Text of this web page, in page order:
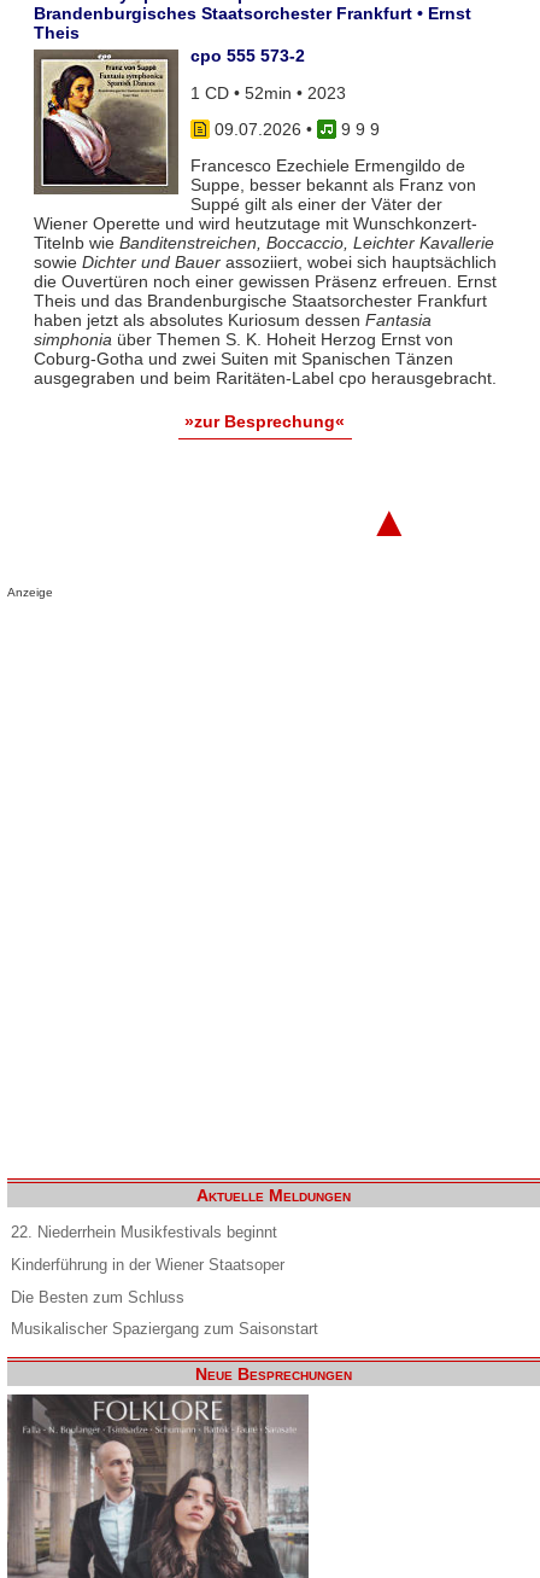
Brandenburgisches Staatsorchester Frankfurt • Ernst
Theis
cpo 555 573-2
1 CD • 52min • 2023
09.07.2026 •
9 9 9
Francesco Ezechiele Ermengildo de
Suppe, besser bekannt als Franz von
Suppé gilt als einer der Väter der
Wiener Operette und wird heutzutage mit Wunschkonzert-
Titelnb wie Banditenstreichen, Boccaccio, Leichter Kavallerie
sowie Dichter und Bauerassoziiert, wobei sich hauptsächlich
die Ouvertüren noch einer gewissen Präsenz erfreuen. Ernst
Theis und das Brandenburgische Staatsorchester Frankfurt
haben jetzt als absolutes Kuriosum dessen Fantasia
simphoniaüber Themen S. K. Hoheit Herzog Ernst von
Coburg-Gotha und zwei Suiten mit Spanischen Tänzen
ausgegraben und beim Raritäten-Label cpo herausgebracht.
»zur Besprechung«
▲
Anzeige
Aktuelle Meldungen
22. Niederrhein Musikfestivals beginnt
Kinderführung in der Wiener Staatsoper
Die Besten zum Schluss
Musikalischer Spaziergang zum Saisonstart
Neue Besprechungen